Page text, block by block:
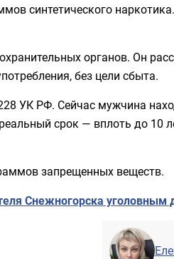
синтетического наркотика.
органов. Он
без цели сбыта.
УК РФ. Сейчас мужчина
срок — вплоть до 10
запрещенных веществ.
Снежногорска уголовным